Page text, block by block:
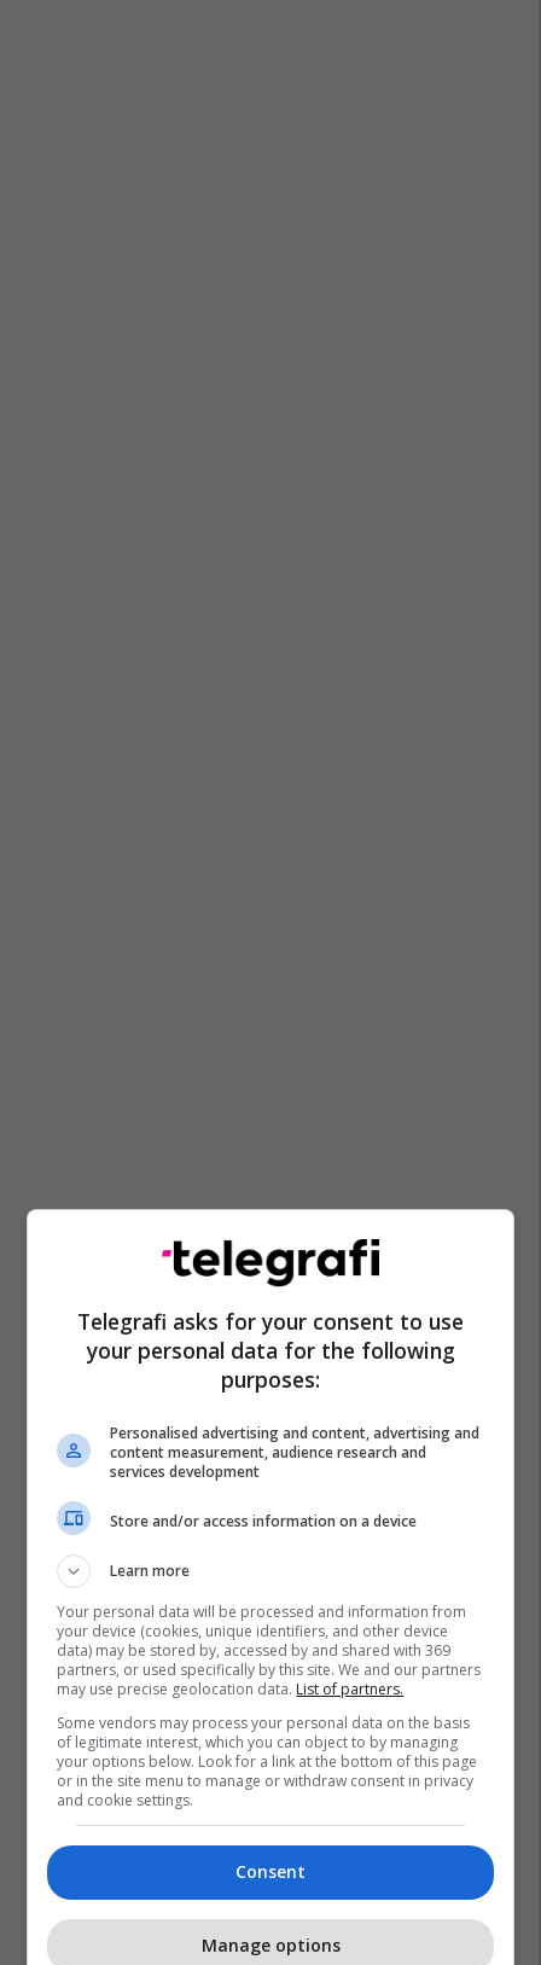
Bedri Hamza Ferit Hoxha Pdk Mpj E Shqipërisë
Telegrafi asks for your consent to use
your personal data for the following
purposes:
Personalised advertising and content, advertising and
content measurement, audience research and
services development
Store and/or access information on a device
Learn more
Your personal data will be processed and information from
your device (cookies, unique identifiers, and other device
data) may be stored by, accessed by and shared with 369
partners, or used specifically by this site. We and our partners
may use precise geolocation data. List of partners.
Some vendors may process your personal data on the basis
of legitimate interest, which you can object to by managing
your options below. Look for a link at the bottom of this page
or in the site menu to manage or withdraw consent in privacy
and cookie settings.
Consent
Manage options